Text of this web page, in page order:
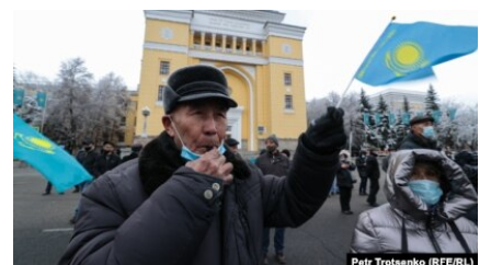
TÜRKMENÇE
Все сайты РСЕ/РС